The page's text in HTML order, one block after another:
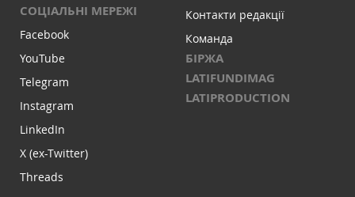
СОЦІАЛЬНІ МЕРЕЖІ
Facebook
YouTube
Telegram
Instagram
LinkedIn
X (ex-Twitter)
Threads
Контакти редакції
Команда
БІРЖА
LATIFUNDIMAG
LATIPRODUCTION